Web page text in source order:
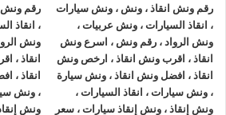
ونش انقاذ السخنة
ونش انقاذ السخنةنقدم خدمة المساعدة
وبأسعار معقولة ، وخدمةإنقاذ السياراتفي
الطرق و لدينا فريق من السائقين الوناشين